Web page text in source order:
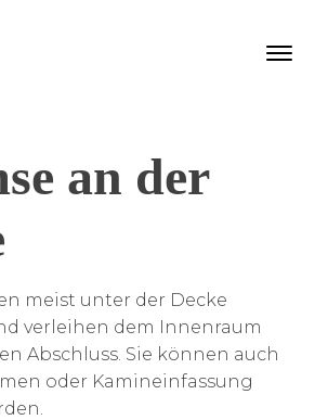
an der
meist unter der Decke
verleihen dem Innenraum
Abschluss. Sie können auch
oder Kamineinfassung